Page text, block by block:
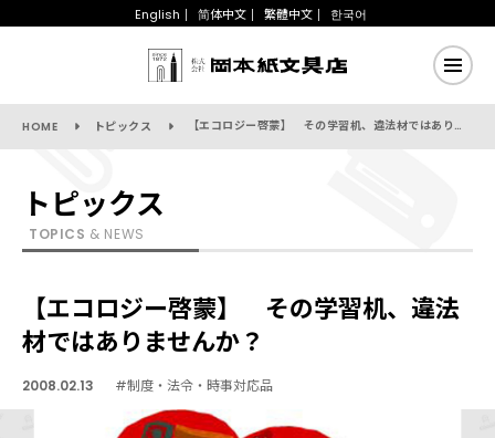
English 简体中文 繁體中文 한국어
HOME トピックス 【エコロジー啓蒙】 その学習机、違法材ではありませんか？
トピックス
TOPICS & NEWS
【エコロジー啓蒙】 その学習机、違法
材ではありませんか？
2008.02.13 #制度・法令・時事対応品